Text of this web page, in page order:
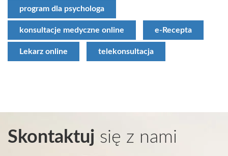
program dla psychologa
konsultacje medyczne online e-Recepta
Lekarz online telekonsultacja
Skontaktuj się z nami